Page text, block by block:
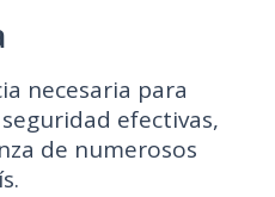
necesaria para
efectivas,
de numerosos